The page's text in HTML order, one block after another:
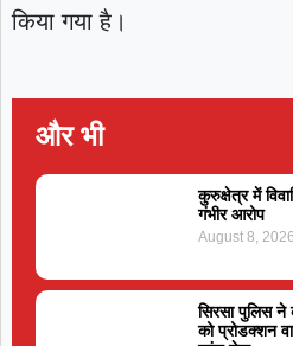
किया गया है।
और भी
कुरुक्षेत्र में
गंभीर आरोप
August 8, 2026
सिरसा पुलिस ने
को प्रोडक्शन